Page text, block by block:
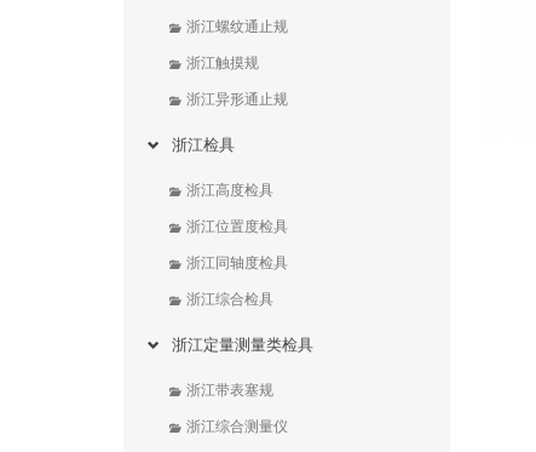
浙江螺纹通止规
浙江触摸规
浙江异形通止规
浙江检具
浙江高度检具
浙江位置度检具
浙江同轴度检具
浙江综合检具
浙江定量测量类检具
浙江带表塞规
浙江综合测量仪